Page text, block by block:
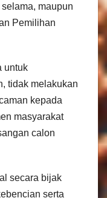
maupun
Pemilihan
untuk
tidak melakukan
kepada
masyarakat
calon
secara bijak
serta